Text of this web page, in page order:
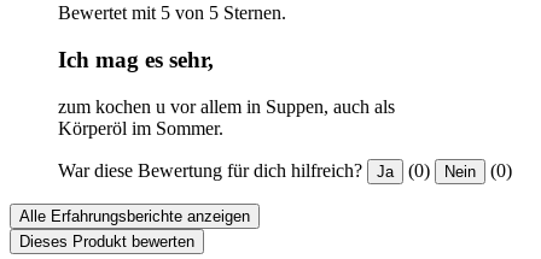
Bewertet mit 5 von 5 Sternen.
Ich mag es sehr,
zum kochen u vor allem in Suppen, auch als
Körperöl im Sommer.
War diese Bewertung für dich hilfreich? Ja (0) Nein (0)
Alle Erfahrungsberichte anzeigen
Dieses Produkt bewerten